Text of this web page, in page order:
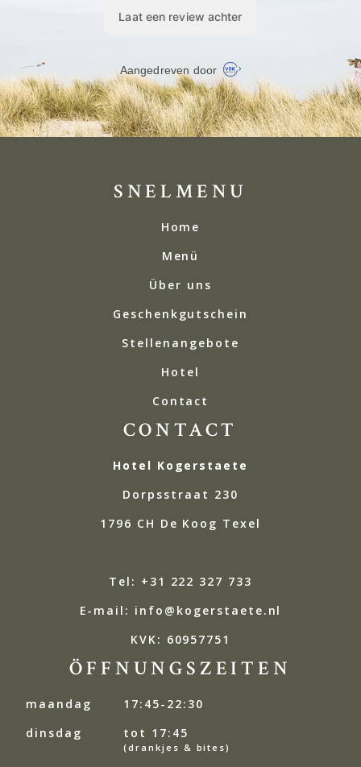
SNELMENU
Home
Menü
Über uns
Geschenkgutschein
Stellenangebote
Hotel
Contact
CONTACT
Hotel Kogerstaete
Dorpsstraat 230
1796 CH De Koog Texel
Tel: +31 222 327 733
E-mail: info@kogerstaete.nl
KVK: 60957751
ÖFFNUNGSZEITEN
maandag
17:45-22:30
dinsdag
tot 17:45
(drankjes & bites)